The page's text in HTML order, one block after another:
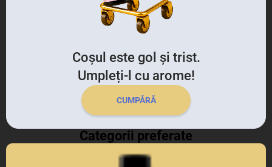
Coșul este gol și trist.
Umpleți-l cu arome!
CUMPĂRĂ
Categorii preferate